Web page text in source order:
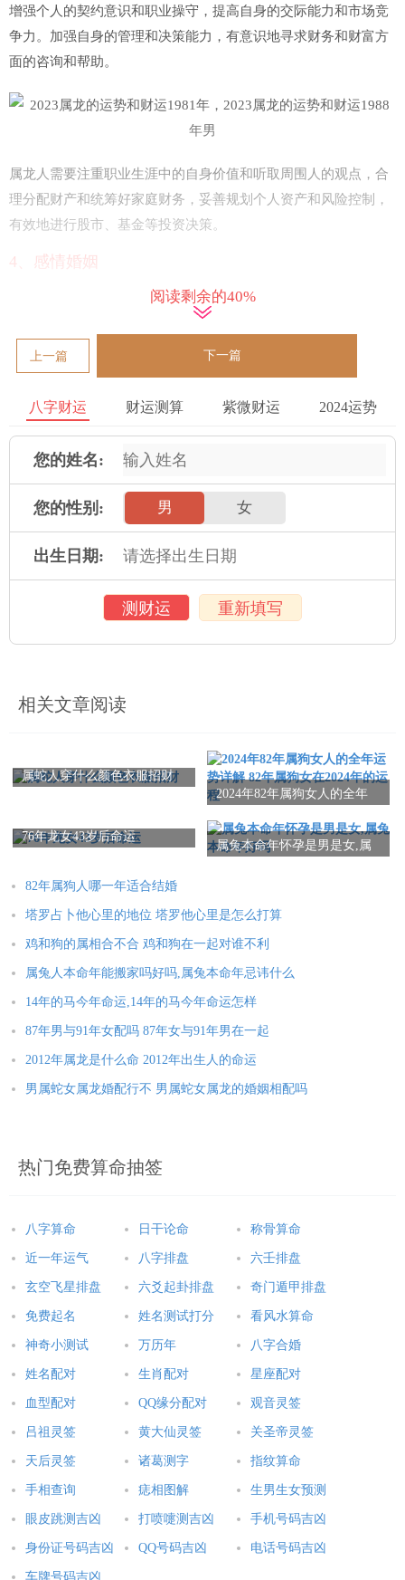
增强个人的契约意识和职业操守，提高自身的交际能力和市场竞
争力。加强自身的管理和决策能力，有意识地寻求财务和财富方
面的咨询和帮助。
属龙人需要注重职业生涯中的自身价值和听取周围人的观点，合
理分配财产和统筹好家庭财务，妥善规划个人资产和风险控制，
有效地进行股市、基金等投资决策。
4、感情婚姻
属龙人的感情婚姻关系通常比较稳定，拥有良好的人际关系和社
交能力。属龙人通常拥有光鲜亮丽的外表和对自己外貌的追求，
因此很容易吸引异性的眼球，通常拥有不少恋爱经验。
对于属龙人来说，长期的稳定关系非常重要，需要寻找可以长期
相互依赖的伴侣。属龙人的配偶通常会比自己年龄要大一些，需
要注重对爱人的耐心和体贴，以及互相包容理解的品质。同时，
需要妥善处理好家庭中的关系，增强夫妻之间的沟通和交流，降
低可能存在的冲突和误解。
属龙人在2023年将获得不少的挑战和机会，需要注重自我激励和
自我提升，保持积极乐观的心态和思维方式，实现职业和财富方
的生活方式和情感生活，为自己的人生规划打下坚实的基础。
属鼠人2025年全年运势详解
属龙人2025年全年运势详解 属蛇人2025年全年运势详解
属羊人2025年全年运势详解
属猴人2025年全年运势详解 属鸡人2025年全年运势详解
本文： 2023属龙的运势和财运1981年,2023属龙的运势和财运1988年男
阅读剩余的40%
上一篇 下一篇
八字财运 财运测算 紫微财运 2024运势
您的姓名:
您的性别: 男 女
出生日期:
测财运 重新填写
相关文章阅读
属蛇人穿什么颜色衣服招财
2024年82年属狗女人的全年
年的运程
76年龙女43岁后命运
属兔本命年怀孕是男是女,属
82年属狗人哪一年适合结婚
塔罗占卜他心里的地位 塔罗他心里是怎么打算
鸡和狗的属相合不合 鸡和狗在一起对谁不利
属兔人本命年能搬家吗好吗,属兔本命年忌讳什么
14年的马今年命运,14年的马今年命运怎样
87年男与91年女配吗 87年女与91年男在一起
2012年属龙是什么命 2012年出生人的命运
男属蛇女属龙婚配行不 男属蛇女属龙的婚姻相配吗
热门免费算命抽签
八字算命 日干论命 称骨算命
近一年运气 八字排盘 六壬排盘
玄空飞星排盘 六爻起卦排盘 奇门遁甲排盘
免费起名 姓名测试打分 看风水算命
神奇小测试 万历年 八字合婚
姓名配对 生肖配对 星座配对
血型配对 QQ缘分配对 观音灵签
吕祖灵签 黄大仙灵签 关圣帝灵签
天后灵签 诸葛测字 指纹算命
手相查询 痣相图解 生男生女预测
眼皮跳测吉凶 打喷嚏测吉凶 手机号码吉凶
身份证号码吉凶 QQ号码吉凶 电话号码吉凶
车牌号码吉凶